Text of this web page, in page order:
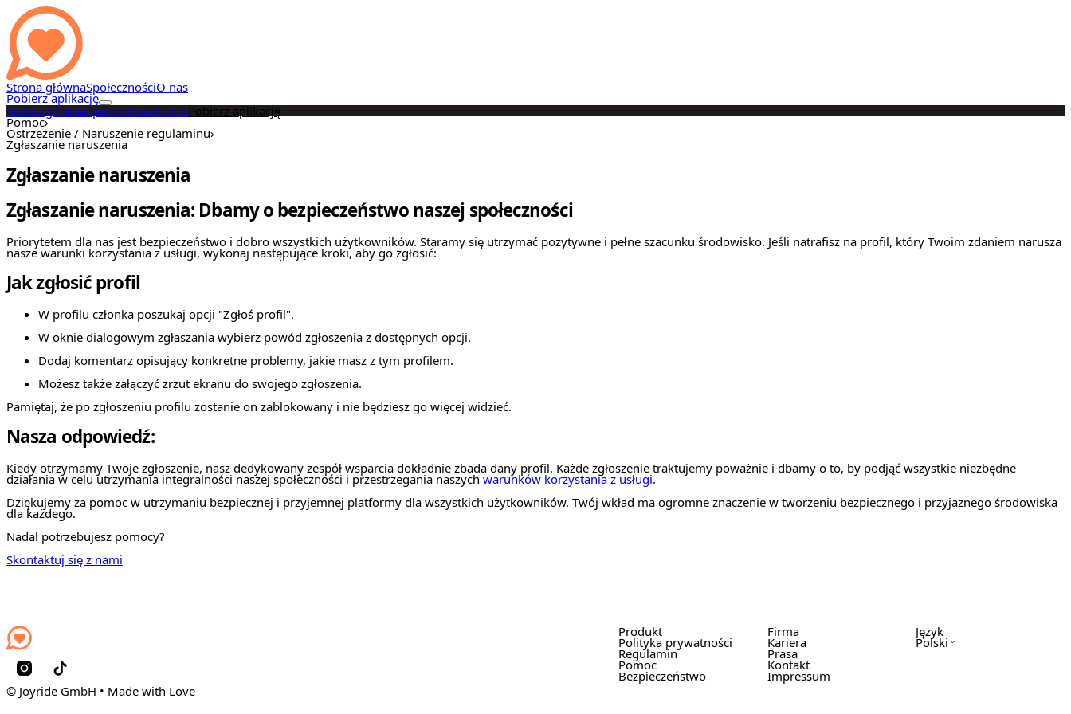
Strona głównaSpołecznościO nas
Pobierz aplikację
Strona głównaSpołecznościO nasPobierz aplikację
Pomoc›
Ostrzeżenie / Naruszenie regulaminu›
Zgłaszanie naruszenia
Zgłaszanie naruszenia
Zgłaszanie naruszenia: Dbamy o bezpieczeństwo naszej społeczności
Priorytetem dla nas jest bezpieczeństwo i dobro wszystkich użytkowników. Staramy się utrzymać pozytywne i pełne szacunku środowisko. Jeśli natrafisz na profil, który Twoim zdaniem narusza
nasze warunki korzystania z usługi, wykonaj następujące kroki, aby go zgłosić:
Jak zgłosić profil
W profilu członka poszukaj opcji "Zgłoś profil".
W oknie dialogowym zgłaszania wybierz powód zgłoszenia z dostępnych opcji.
Dodaj komentarz opisujący konkretne problemy, jakie masz z tym profilem.
Możesz także załączyć zrzut ekranu do swojego zgłoszenia.
Pamiętaj, że po zgłoszeniu profilu zostanie on zablokowany i nie będziesz go więcej widzieć.
Nasza odpowiedź:
Kiedy otrzymamy Twoje zgłoszenie, nasz dedykowany zespół wsparcia dokładnie zbada dany profil. Każde zgłoszenie traktujemy poważnie i dbamy o to, by podjąć wszystkie niezbędne
działania w celu utrzymania integralności naszej społeczności i przestrzegania naszych warunków korzystania z usługi.
Dziękujemy za pomoc w utrzymaniu bezpiecznej i przyjemnej platformy dla wszystkich użytkowników. Twój wkład ma ogromne znaczenie w tworzeniu bezpiecznego i przyjaznego środowiska
dla każdego.
Nadal potrzebujesz pomocy?
Skontaktuj się z nami
© Joyride GmbH • Made with Love
Produkt
Polityka prywatności
Regulamin
Pomoc
Bezpieczeństwo
Firma
Kariera
Prasa
Kontakt
Impressum
Język
Polski